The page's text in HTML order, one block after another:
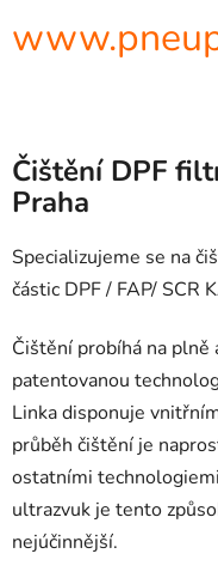
Čištění DPF
Praha
Specializujeme se na
částic DPF / FAP/ SCR
Čištění probíhá na plně
patentovanou
Linka disponuje
průběh čištění je
ostatními
ultrazvuk je tento
nejúčinnější.